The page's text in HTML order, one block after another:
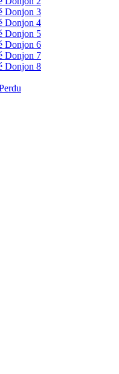
Donjon 3
Donjon 4
Donjon 5
Donjon 6
Donjon 7
Donjon 8